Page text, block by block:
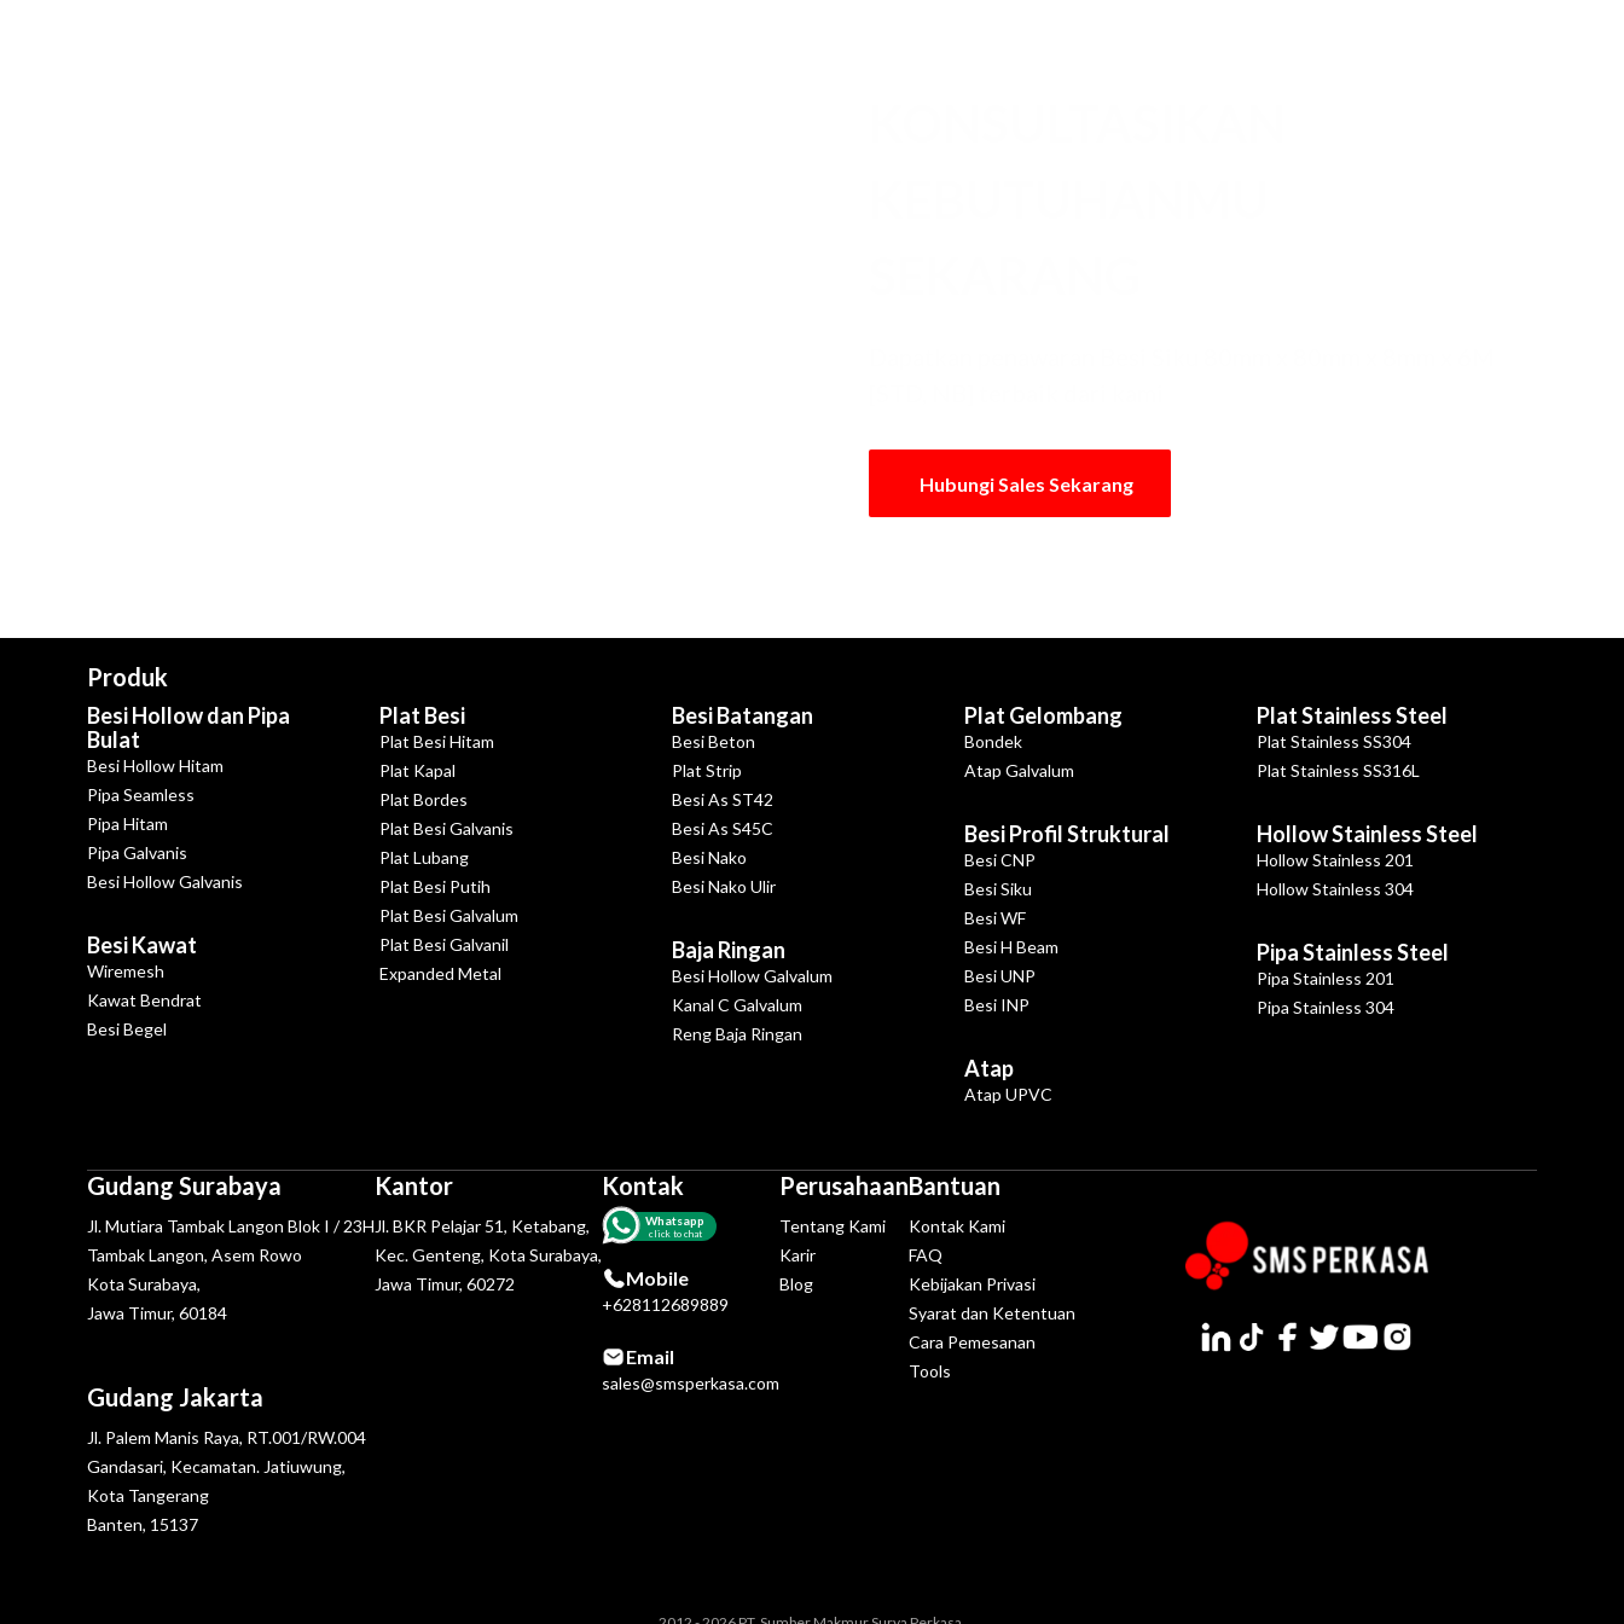
Hubungi Sales Sekarang
Produk
Besi Hollow dan Pipa
Bulat
Besi Hollow Hitam
Pipa Seamless
Pipa Hitam
Pipa Galvanis
Besi Hollow Galvanis
Besi Kawat
Wiremesh
Kawat Bendrat
Besi Begel
Plat Besi
Plat Besi Hitam
Plat Kapal
Plat Bordes
Plat Besi Galvanis
Plat Lubang
Plat Besi Putih
Plat Besi Galvalum
Plat Besi Galvanil
Expanded Metal
Besi Batangan
Besi Beton
Plat Strip
Besi As ST42
Besi As S45C
Besi Nako
Besi Nako Ulir
Baja Ringan
Besi Hollow Galvalum
Kanal C Galvalum
Reng Baja Ringan
Plat Gelombang
Bondek
Atap Galvalum
Besi Profil Struktural
Besi CNP
Besi Siku
Besi WF
Besi H Beam
Besi UNP
Besi INP
Atap
Atap UPVC
Plat Stainless Steel
Plat Stainless SS304
Plat Stainless SS316L
Hollow Stainless Steel
Hollow Stainless 201
Hollow Stainless 304
Pipa Stainless Steel
Pipa Stainless 201
Pipa Stainless 304
Gudang Surabaya
Jl. Mutiara Tambak Langon Blok I / 23H
Tambak Langon, Asem Rowo
Kota Surabaya,
Jawa Timur, 60184
Gudang Jakarta
Jl. Palem Manis Raya, RT.001/RW.004
Gandasari, Kecamatan. Jatiuwung,
Kota Tangerang
Banten, 15137
Kantor
Jl. BKR Pelajar 51, Ketabang,
Kec. Genteng, Kota Surabaya,
Jawa Timur, 60272
Kontak
Whatsapp
click to chat
Mobile
+628112689889
Email
sales@smsperkasa.com
Perusahaan
Tentang Kami
Karir
Blog
Bantuan
Kontak Kami
FAQ
Kebijakan Privasi
Syarat dan Ketentuan
Cara Pemesanan
Tools